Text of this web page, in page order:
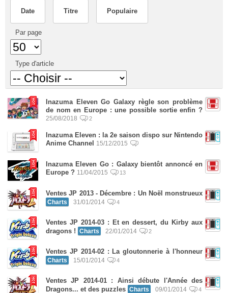
Date Titre Populaire
Par page
Type d'article
Inazuma Eleven Go Galaxy règle son problème
de nom en Europe : une possible sortie enfin ?
25/08/2018 2
Inazuma Eleven : la 2e saison dispo sur Nintendo
Anime Channel
15/12/2015
Inazuma Eleven Go : Galaxy bientôt annoncé en
Europe ? 11/04/2015 13
Ventes JP 2013 - Décembre : Un Noël monstrueux
Charts 31/01/2014 4
Ventes JP 2014-03 : Et en dessert, du Kirby aux
dragons !
Charts 22/01/2014 2
Ventes JP 2014-02 : La gloutonnerie à l'honneur
Charts 15/01/2014 4
Ventes JP 2014-01 : Ainsi débute l'Année des
Dragons... et des puzzles Charts 09/01/2014 4